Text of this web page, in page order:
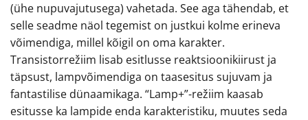
(ühe nupuvajutusega) vahetada. See aga tähendab, et
selle seadme näol tegemist on justkui kolme erineva
võimendiga, millel kõigil on oma karakter.
Transistorrežiim lisab esitlusse reaktsioonikiirust ja
täpsust, lampvõimendiga on taasesitus sujuvam ja
fantastilise dünaamikaga. “Lamp+”-režiim kaasab
esitusse ka lampide enda karakteristiku, muutes seda